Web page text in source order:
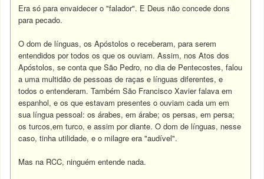
Era só para envaidecer o "falador". E Deus não concede dons
para pecado.
O dom de línguas, os Apóstolos o receberam, para serem
entendidos por todos os que os ouviam. Assim, nos Atos dos
Apóstolos, se conta que São Pedro, no dia de Pentecostes, falou
a uma multidão de pessoas de raças e línguas diferentes, e
todos o entenderam. Também São Francisco Xavier falava em
espanhol, e os que estavam presentes o ouviam cada um em
sua língua pessoal: os árabes, em árabe; os persas, em persa;
os turcos,em turco, e assim por diante. O dom de línguas, nesse
caso, tinha utilidade, e o milagre era "audível".
Mas na RCC, ninguém entende nada.